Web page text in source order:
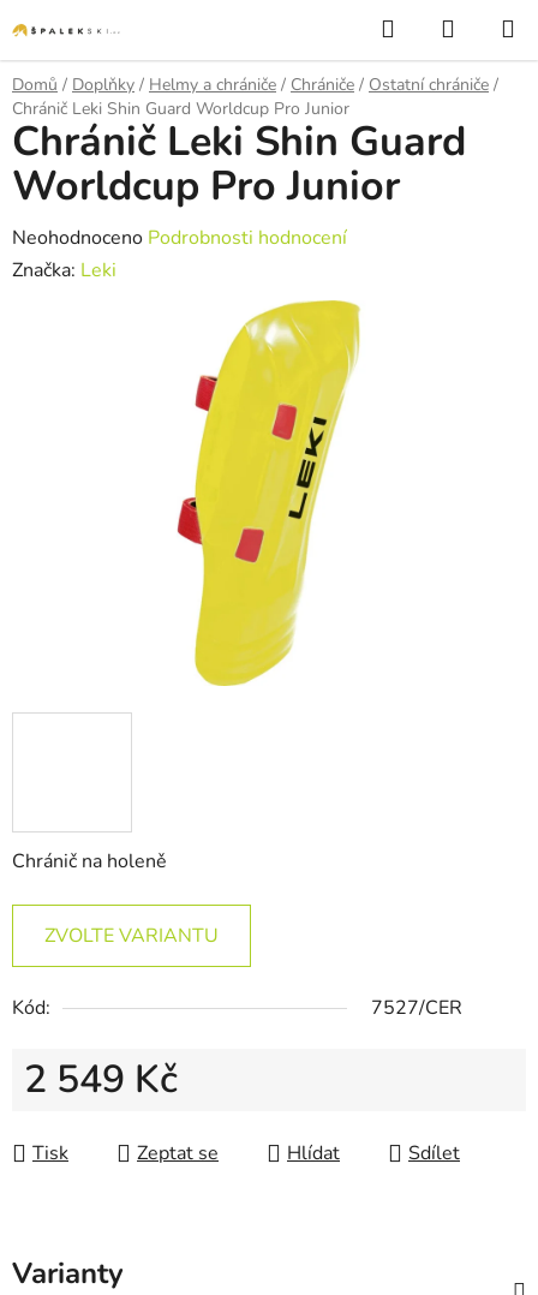
Hledat
Domů / Doplňky / Helmy a chrániče / Chrániče / Ostatní chrániče /
Chránič Leki Shin Guard Worldcup Pro Junior
Chránič na holeně
ZVOLTE VARIANTU
Kód: 7527/CER
2 549 Kč
Tisk
Zeptat se Hlídat Sdílet
Chránič Leki Shin Guard
Worldcup Pro Junior
Průměrné hodnocení produktu je 0,0 z 5 hvězdiček.
Neohodnoceno Podrobnosti hodnocení
Značka: Leki
Varianty